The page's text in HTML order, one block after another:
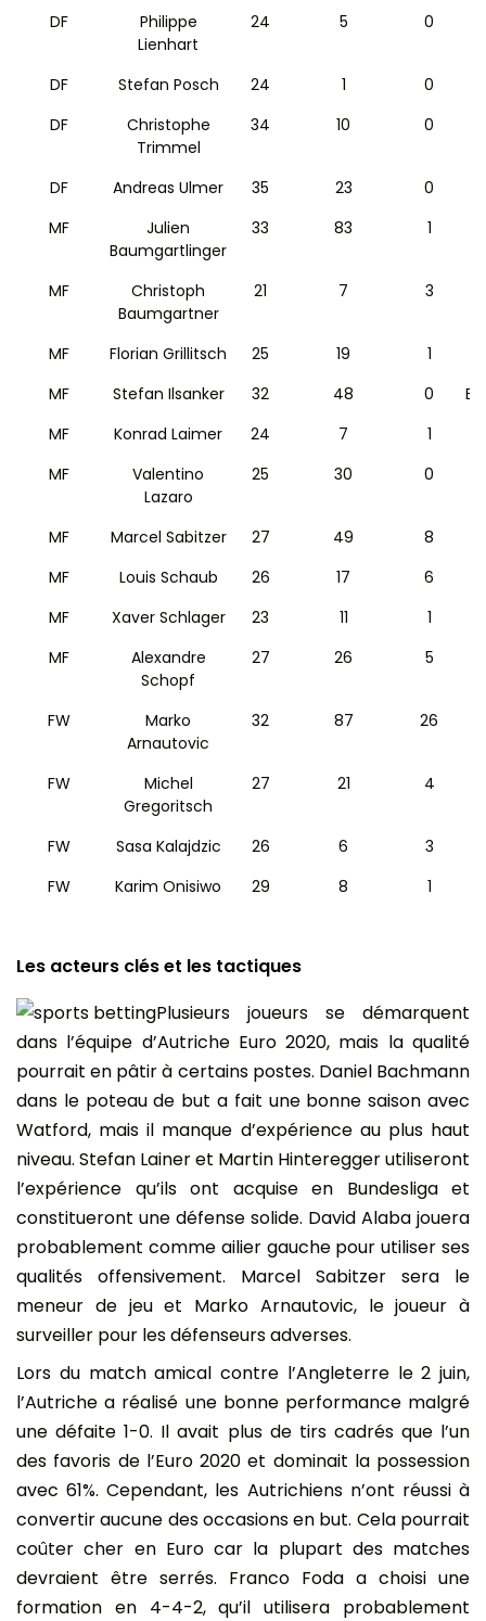
DF
Philippe
Lienhart
24 5 0
DF Stefan Posch 24 1 0
DF
Christophe
Trimmel
34 10 0
DF Andreas Ulmer 35 23 0
MF
Julien
Baumgartlinger
33 83 1
MF
Christoph
Baumgartner
21 7 3
MF Florian Grillitsch 25 19 1
MF
Stefan Ilsanker 32 48 0
MF
Konrad Laimer 24 7
1
MF
Valentino
Lazaro
25 30 0
MF Marcel Sabitzer 27 49
8
MF
Louis Schaub 26 17
6
MF
Xaver Schlager 23 11 1
MF
Alexandre
Schopf
27 26 5
FW
Marko
Arnautovic
32 87 26
FW
Michel
Gregoritsch
27 21 4
FW Sasa Kalajdzic 26 6
3
FW
Karim Onisiwo 29 8 1
Les acteurs clés et les tactiques
Plusieurs joueurs se démarquent
dans l’équipe d’Autriche Euro 2020, mais la qualité
pourrait en pâtir à certains postes. Daniel Bachmann
dans le poteau de but a fait une bonne saison avec
Watford, mais il manque d’expérience au plus haut
niveau. Stefan Lainer et Martin Hinteregger utiliseront
l’expérience qu’ils ont acquise en Bundesliga et
constitueront une défense solide. David Alaba jouera
probablement comme ailier gauche pour utiliser ses
qualités offensivement. Marcel Sabitzer sera le
meneur de jeu et Marko Arnautovic, le joueur à
surveiller pour les défenseurs adverses.
Lors du match amical contre l’Angleterre le 2 juin,
l’Autriche a réalisé une bonne performance malgré
une défaite 1-0. Il avait plus de tirs cadrés que l’un
des favoris de l’Euro 2020 et dominait la possession
avec 61%. Cependant, les Autrichiens n’ont réussi à
convertir aucune des occasions en but. Cela pourrait
coûter cher en Euro car la plupart des matches
devraient être serrés. Franco Foda a choisi une
formation en 4-4-2, qu’il utilisera probablement